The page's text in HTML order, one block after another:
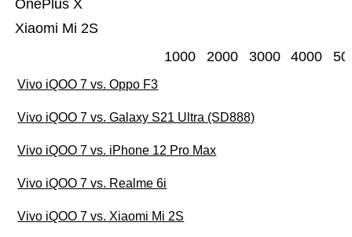
Xiaomi Mi 2S
OnePlus X
1000 2000 3000 4000
Vivo iQOO 7 vs. Oppo F3
Vivo iQOO 7 vs. Galaxy S21 Ultra (SD888)
Vivo iQOO 7 vs. iPhone 12 Pro Max
Vivo iQOO 7 vs. Realme 6i
Vivo iQOO 7 vs. Xiaomi Mi 2S